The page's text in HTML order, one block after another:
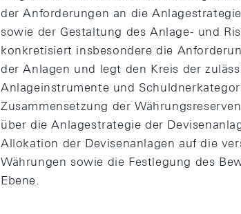
der Anforderungen an die
sowie der Gestaltung des Anlage- und
konkretisiert insbesondere die
der Anlagen und legt den Kreis der
Anlageinstrumente und
Zusammensetzung der
über die Anlagestrategie der
Allokation der Devisenanlagen auf die
Währungen sowie die Festlegung des
Ebene.